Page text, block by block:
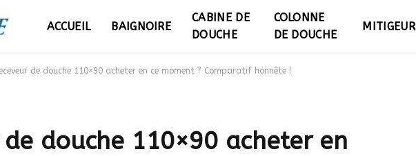
ACCUEIL BAIGNOIRE
CABINE DE
DOUCHE
COLONNE
DE DOUCHE
MITIGEUR
de douche 110×90 acheter en ce moment ? Comparatif honnête !
douche 110×90 acheter en